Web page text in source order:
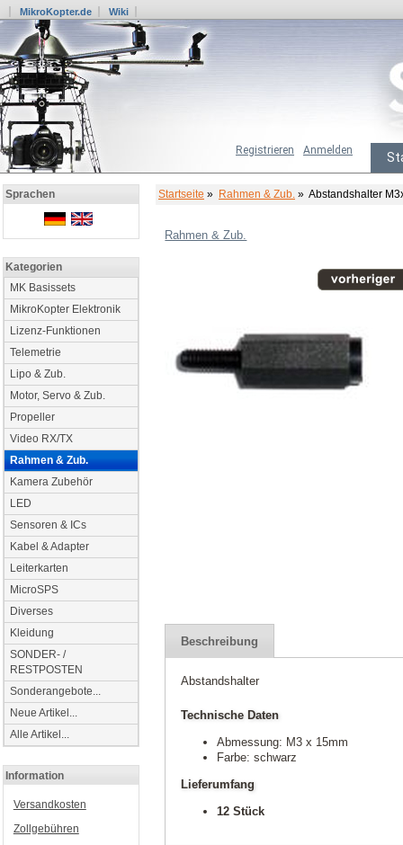
MikroKopter.de Wiki
Anmelden
Registrieren
Sprachen
Kategorien
MK Basissets
MikroKopter Elektronik
Lizenz-Funktionen
Telemetrie
Lipo & Zub.
Motor, Servo & Zub.
Propeller
Video RX/TX
Rahmen & Zub.
Kamera Zubehör
LED
Sensoren & ICs
Kabel & Adapter
Leiterkarten
MicroSPS
Diverses
Kleidung
SONDER- /
RESTPOSTEN
Sonderangebote...
Neue Artikel...
Alle Artikel...
Information
Versandkosten
Zollgebühren
Startseite » Rahmen & Zub. » Abstandshalter
Rahmen & Zub.
Beschreibung
Abstandshalter
Technische Daten
Abmessung: M3 x 15mm
Farbe: schwarz
Lieferumfang
12 Stück